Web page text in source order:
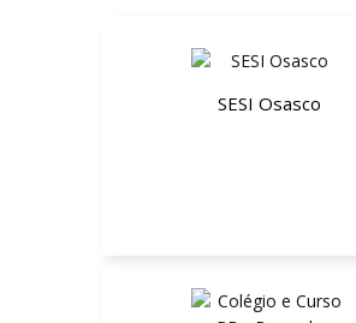
SESI Osasco